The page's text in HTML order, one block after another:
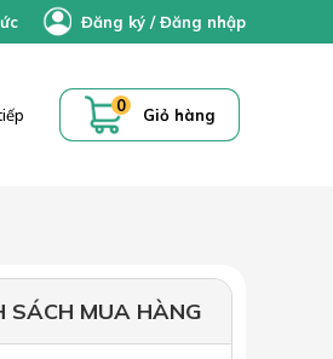
Đăng ký /Đăng nhập
0 Giỏ hàng
SÁCH MUA HÀNG